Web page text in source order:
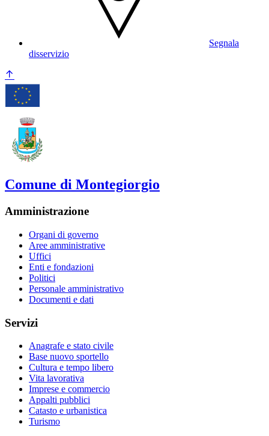
Segnala
disservizio
Comune di Montegiorgio
Amministrazione
Organi di governo
Aree amministrative
Uffici
Enti e fondazioni
Politici
Personale amministrativo
Documenti e dati
Servizi
Anagrafe e stato civile
Base nuovo sportello
Cultura e tempo libero
Vita lavorativa
Imprese e commercio
Appalti pubblici
Catasto e urbanistica
Turismo